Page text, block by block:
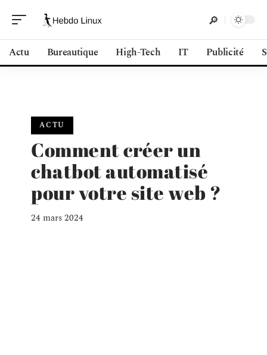
Actu Bureautique High-Tech IT Publicité
ACTU
Comment créer un
chatbot automatisé
pour votre site web ?
24 mars 2024